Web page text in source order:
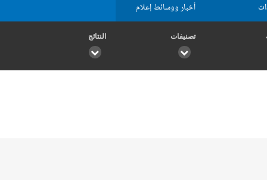
أخبار ووسائط إعلام
تصنيفات النتائج